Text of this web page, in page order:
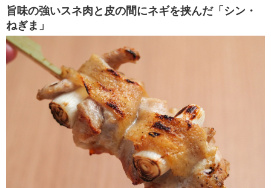
旨味の強いスネ肉と皮の間にネギを挟んだ「シン・
ねぎま」